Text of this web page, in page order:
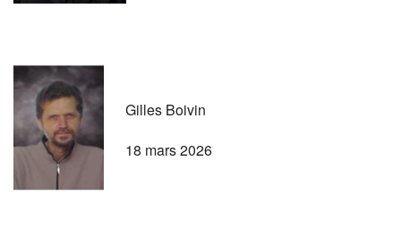
Gilles Boivin
18 mars 2026